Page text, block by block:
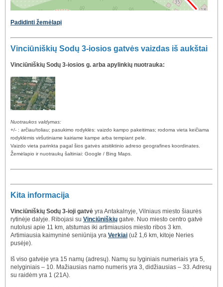
Padidinti žemėlapį
Vinciūniškių Sodų 3-iosios gatvės vaizdas iš aukštai
Vinciūniškių Sodų 3-iosios g. arba apylinkių nuotrauka:
Nuotraukos valdymas:
+/- : arčiau/toliau; pasukimo rodyklės: vaizdo kampo pakeitimas; rodoma vieta keičiama
rodyklėmis viršutiniame kairiame kampe arba tempiant pele.
Vaizdo vieta parinkta pagal šios gatvės atsitiktinio adreso geografines koordinates.
Žemėlapio ir nuotraukų šaltiniai: Google / Bing Maps.
Kita informacija
Vinciūniškių Sodų 3-ioji gatvė yra Antakalnyje, Vilniaus miesto šiaurės
rytinėje dalyje. Ribojasi su Vinciūniškių gatve. Nuo miesto centro gatvė
nutolusi apie 11 km, atstumas iki artimiausios miesto ribos 3 km.
Artimiausia kaimyninė seniūnija yra Verkiai (už 1,6 km, kitoje Neries
pusėje).
Iš viso gatvėje yra 15 namų (adresų). Namų su lyginiais numeriais yra 5,
nelyginiais – 10. Mažiausias namo numeris yra 3, didžiausias – 33. Adresų
su raidėm yra 1 (21A).